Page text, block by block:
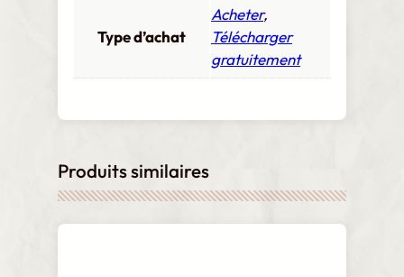
Type d’achat
Acheter,
Télécharger
gratuitement
Produits similaires